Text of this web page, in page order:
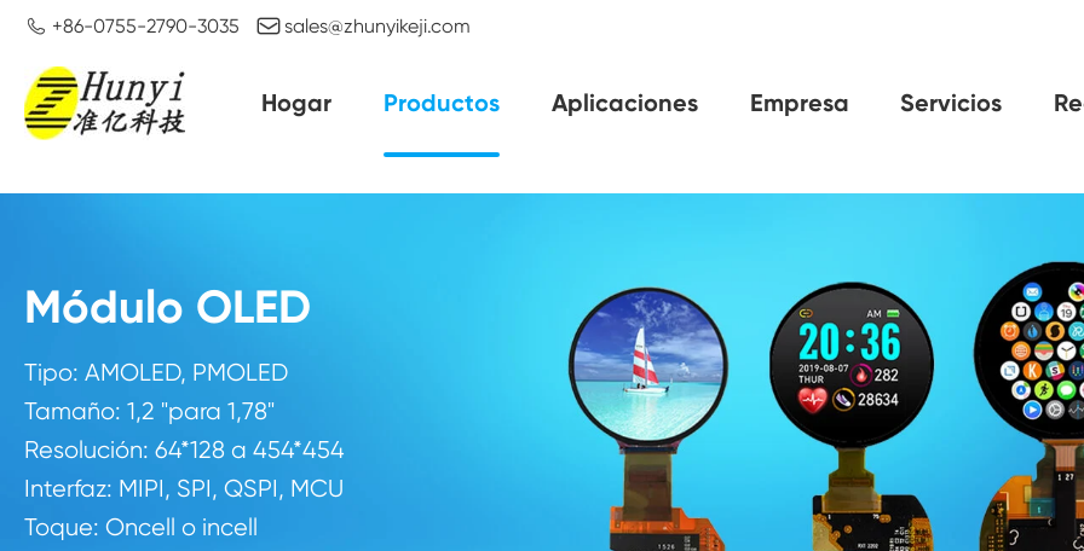
 +86-0755-2790-3035 sales@zhunyikeji.com
Hogar Productos Aplicaciones Empresa Servicios
Módulo OLED
Tipo: AMOLED, PMOLED
Tamaño: 1,2 "para 1,78"
Resolución: 64*128 a 454*454
Interfaz: MIPI, SPI, QSPI, MCU
Toque: Oncell o incell